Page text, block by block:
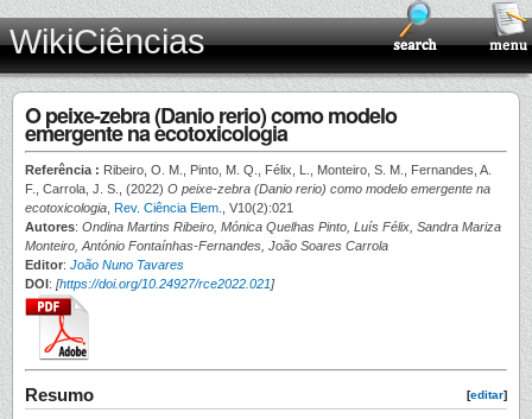
WikiCiências
O peixe-zebra (Danio rerio) como modelo
emergente na ecotoxicologia
Referência : Ribeiro, O. M., Pinto, M. Q., Félix, L., Monteiro, S. M., Fernandes, A.
F., Carrola, J. S., (2022) O peixe-zebra (Danio rerio) como modelo emergente na
ecotoxicologia Rev. Ciência Elem.
, V10(2):021
Autores: Ondina Martins Ribeiro, Mónica Quelhas Pinto, Luís Félix, Sandra Mariza
Monteiro, António Fontaínhas-Fernandes, João Soares Carrola
Editor: João Nuno Tavares
DOI: [https://doi.org/10.24927/rce2022.021]
[editar]
Resumo